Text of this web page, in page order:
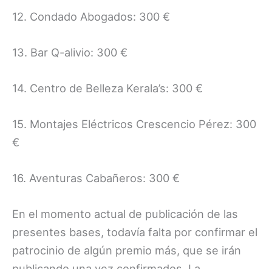
12. Condado Abogados: 300 €
13. Bar Q-alivio: 300 €
14. Centro de Belleza Kerala’s: 300 €
15. Montajes Eléctricos Crescencio Pérez: 300
€
16. Aventuras Cabañeros: 300 €
En el momento actual de publicación de las
presentes bases, todavía falta por confirmar el
patrocinio de algún premio más, que se irán